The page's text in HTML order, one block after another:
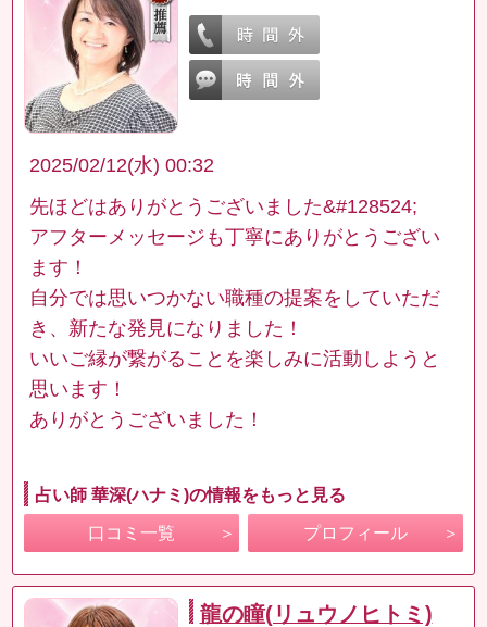
2025/02/12(水) 00:32
先ほどはありがとうございました&#128524;
アフターメッセージも丁寧にありがとうござい
ます！
自分では思いつかない職種の提案をしていただ
き、新たな発見になりました！
いいご縁が繋がることを楽しみに活動しようと
思います！
ありがとうございました！
占い師 華深(ハナミ)の情報をもっと見る
口コミ一覧 プロフィール
龍の瞳(リュウノヒトミ)